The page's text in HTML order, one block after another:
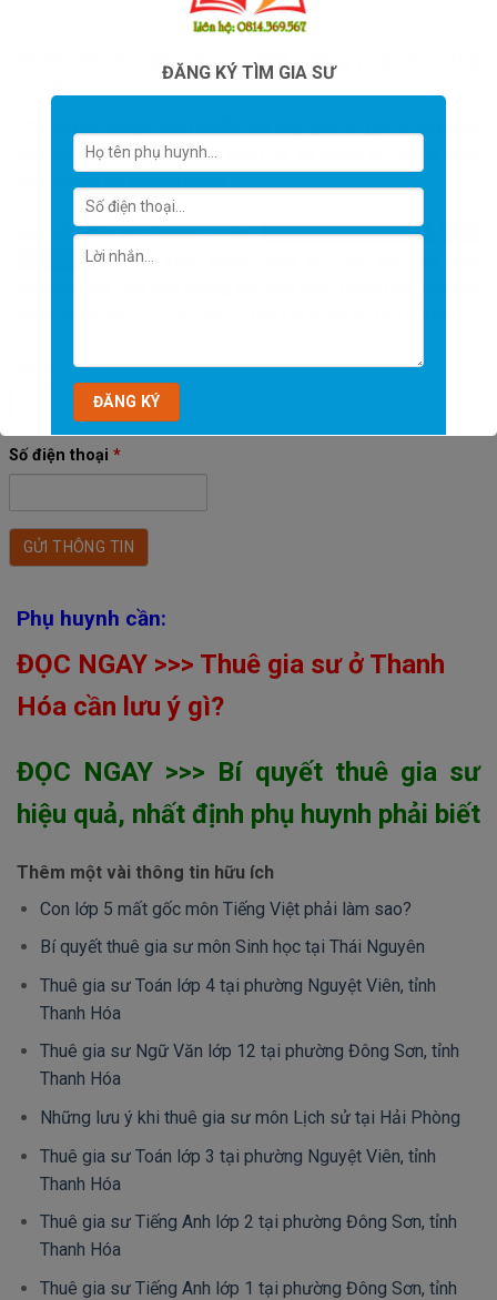
Muốn thuê một gia sư chất lượng phải làm thế
liên hệ với chúng tôi bằng cách để lại thông tin vào ô dưới
Nếu cần gấp phụ huynh có thể Gọi điện 0814369567
facebook,Chat zalo
Số điện thoại *
Phụ huynh cần:
ĐỌC NGAY >>> Thuê gia sư ở Thanh
Hóa cần lưu ý gì?
ĐỌC NGAY >>> Bí quyết thuê gia sư
hiệu quả, nhất định phụ huynh phải biết
Thêm một vài thông tin hữu ích
Con lớp 5 mất gốc môn Tiếng Việt phải làm sao?
Bí quyết thuê gia sư môn Sinh học tại Thái Nguyên
Thuê gia sư Toán lớp 4 tại phường Nguyệt Viên, tỉnh
Thanh Hóa
Thuê gia sư Ngữ Văn lớp 12 tại phường Đông Sơn, tỉnh
Thanh Hóa
Những lưu ý khi thuê gia sư môn Lịch sử tại Hải Phòng
Thuê gia sư Toán lớp 3 tại phường Nguyệt Viên, tỉnh
Thanh Hóa
Thuê gia sư Tiếng Anh lớp 2 tại phường Đông Sơn, tỉnh
Thanh Hóa
Thuê gia sư Tiếng Anh lớp 1 tại phường Đông Sơn, tỉnh
ĐĂNG KÝ TÌM GIA SƯ